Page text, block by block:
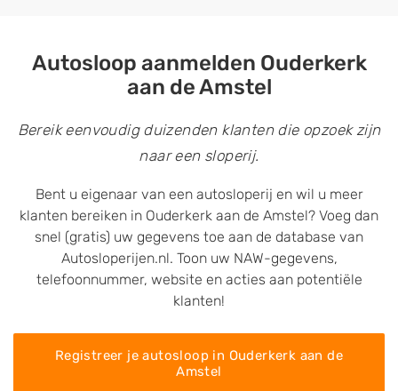
Autosloop aanmelden Ouderkerk
aan de Amstel
Bereik eenvoudig duizenden klanten die opzoek zijn
naar een sloperij.
Bent u eigenaar van een autosloperij en wil u meer
klanten bereiken in Ouderkerk aan de Amstel? Voeg dan
snel (gratis) uw gegevens toe aan de database van
Autosloperijen.nl. Toon uw NAW-gegevens,
telefoonnummer, website en acties aan potentiële
klanten!
Registreer je autosloop in Ouderkerk aan de
Amstel